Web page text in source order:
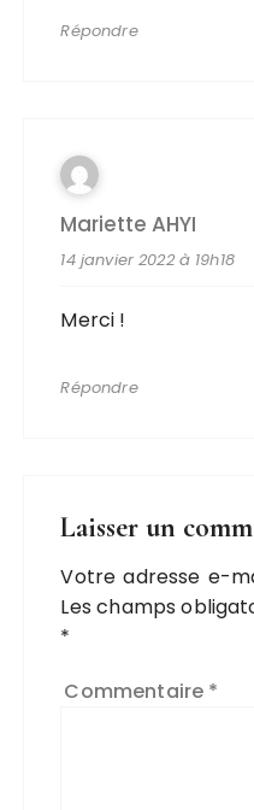
Répondre
Mariette AHYI
14 janvier 2022 à 19h18
Merci !
Répondre
Laisser un
Votre adresse e-
Les champs
*
Commentaire *